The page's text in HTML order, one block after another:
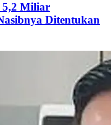
5,2 Miliar
Ditentukan